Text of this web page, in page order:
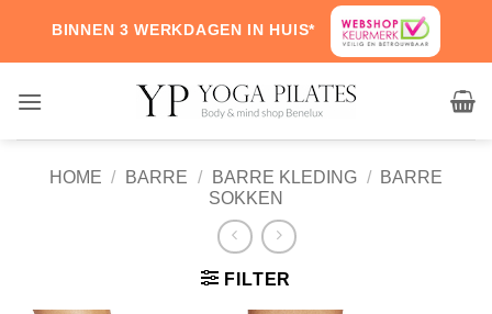
content
BINNEN 3 WERKDAGEN IN HUIS*
HOME / BARRE / BARRE KLEDING /
BARRE
SOKKEN
FILTER